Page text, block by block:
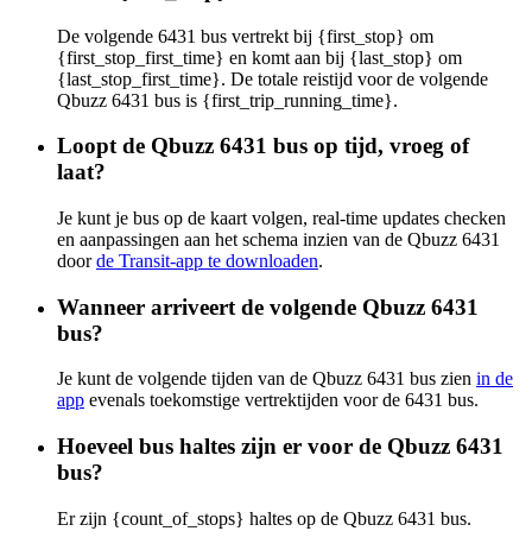
De volgende 6431 bus vertrekt bij {first_stop} om
{first_stop_first_time} en komt aan bij {last_stop} om
{last_stop_first_time}. De totale reistijd voor de volgende
Qbuzz 6431 bus is {first_trip_running_time}.
Loopt de Qbuzz 6431 bus op tijd, vroeg of
laat?
Je kunt je bus op de kaart volgen, real-time updates checken
en aanpassingen aan het schema inzien van de Qbuzz 6431
doorde Transit-app te downloaden.
Wanneer arriveert de volgende Qbuzz 6431
bus?
Je kunt de volgende tijden van de Qbuzz 6431 bus zien in de
app evenals toekomstige vertrektijden voor de 6431 bus.
Hoeveel bus haltes zijn er voor de Qbuzz 6431
bus?
Er zijn {count_of_stops} haltes op de Qbuzz 6431 bus.